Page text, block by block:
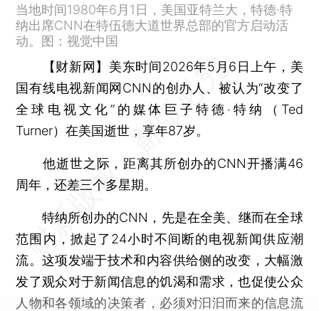
当地时间1980年6月1日，美国亚特兰大，特德·特
纳出席CNN在特伍德大道世界总部的官方启动活
动。图：视觉中国
【财新网】 美东时间2026年5月6日上午，美
国有线电视新闻网CNN的创办人、被认为“改变了
全球电视文化”的媒体巨子特德‧特纳（Ted
Turner）在美国逝世，享年87岁。
他逝世之际，距离其所创办的CNN开播满46
周年，还差三个多星期。
特纳所创办的CNN，先是在全美、继而在全球
范围内，掀起了24小时不间断的电视新闻供应潮
流。这项发端于技术和内容供给侧的改变，大幅激
发了观众对于新闻信息的饥渴和需求，也促使公众
人物和各领域的决策者，必须对汩汩而来的信息流